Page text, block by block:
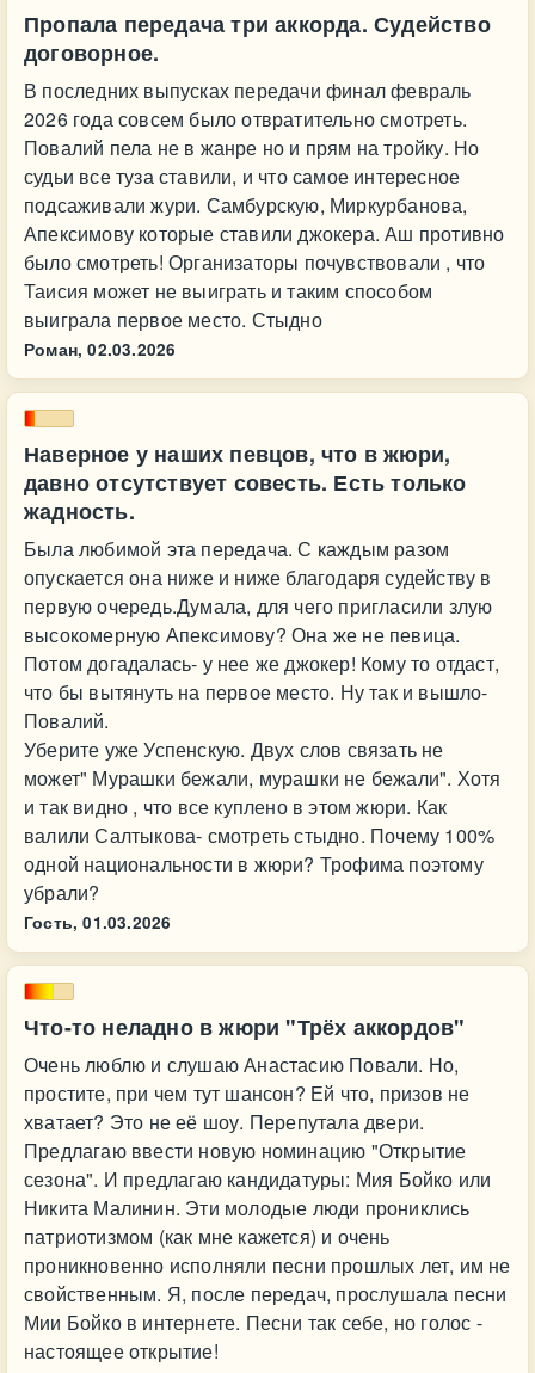
Пропала передача три аккорда. Судейство
договорное.
В последних выпусках передачи финал февраль
2026 года совсем было отвратительно смотреть.
Повалий пела не в жанре но и прям на тройку. Но
судьи все туза ставили, и что самое интересное
подсаживали жури. Самбурскую, Миркурбанова,
Апексимову которые ставили джокера. Аш противно
было смотреть! Организаторы почувствовали , что
Таисия может не выиграть и таким способом
выиграла первое место. Стыдно
Роман, 02.03.2026
Наверное у наших певцов, что в жюри,
давно отсутствует совесть. Есть только
жадность.
Была любимой эта передача. С каждым разом
опускается она ниже и ниже благодаря судейству в
первую очередь.Думала, для чего пригласили злую
высокомерную Апексимову? Она же не певица.
Потом догадалась- у нее же джокер! Кому то отдаст,
что бы вытянуть на первое место. Ну так и вышло-
Повалий.
Уберите уже Успенскую. Двух слов связать не
может" Мурашки бежали, мурашки не бежали". Хотя
и так видно , что все куплено в этом жюри. Как
валили Салтыкова- смотреть стыдно. Почему 100%
одной национальности в жюри? Трофима поэтому
убрали?
Гость, 01.03.2026
Что-то неладно в жюри "Трёх аккордов"
Очень люблю и слушаю Анастасию Повали. Но,
простите, при чем тут шансон? Ей что, призов не
хватает? Это не её шоу. Перепутала двери.
Предлагаю ввести новую номинацию "Открытие
сезона". И предлагаю кандидатуры: Мия Бойко или
Никита Малинин. Эти молодые люди прониклись
патриотизмом (как мне кажется) и очень
проникновенно исполняли песни прошлых лет, им не
свойственным. Я, после передач, прослушала песни
Мии Бойко в интернете. Песни так себе, но голос -
настоящее открытие!